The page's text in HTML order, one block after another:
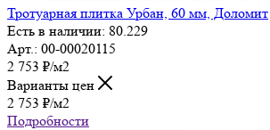
Тротуарная плитка Урбан, 60 мм, Доломит
Есть в наличии: 80.229
Арт.: 00-00020115
2 753 ₽/м2
Варианты цен
2 753 ₽/м2
Подробности